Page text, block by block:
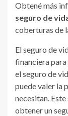
Obtené más
seguro de
coberturas de
El seguro de
financiera para
el seguro de
puede valer la
necesitan.
obtener un